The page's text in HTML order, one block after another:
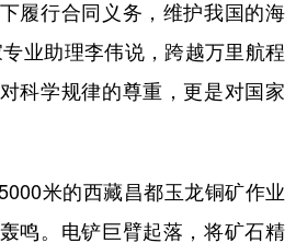
履行合同义务，维护我国的海
业助理李伟说，跨越万里航程
科学规律的尊重，更是对国家
米的西藏昌都玉龙铜矿作业
鸣。电铲巨臂起落，将矿石精